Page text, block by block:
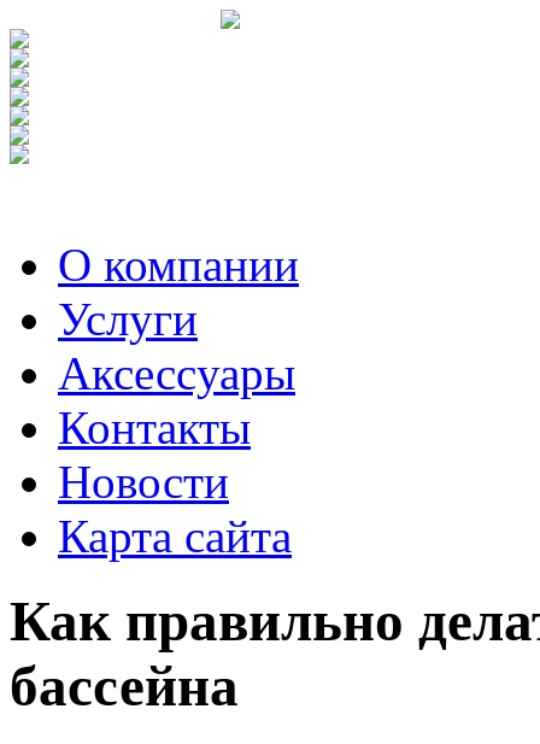
О компании
Услуги
Аксесcуары
Контакты
Новости
Карта сайта
Как правильно
бассейна